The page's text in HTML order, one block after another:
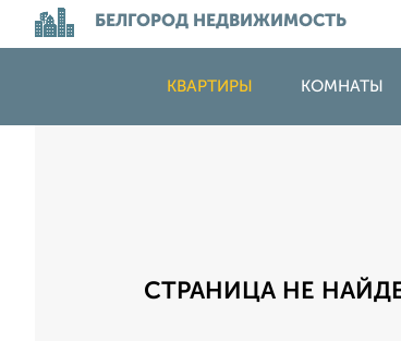
БЕЛГОРОД НЕДВИЖИМОСТЬ
КВАРТИРЫ КОМНАТЫ
СТРАНИЦА НЕ